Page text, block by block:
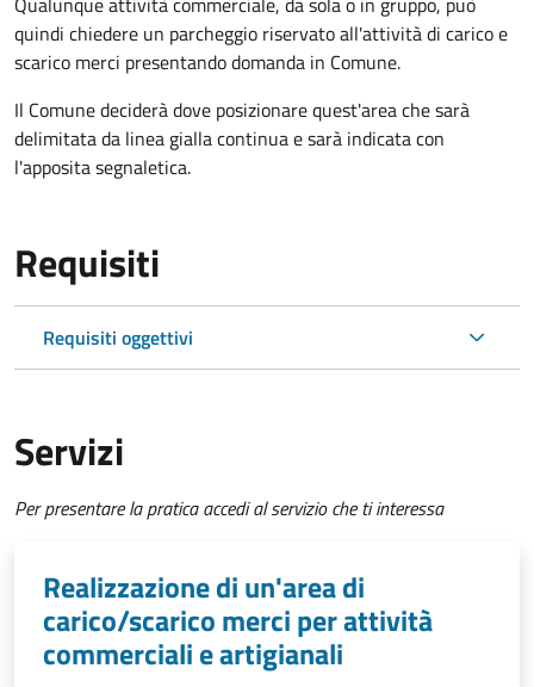
quindi chiedere un parcheggio riservato all'attività di carico e
scarico merci presentando domanda in Comune.
Il Comune deciderà dove posizionare quest'area che sarà
delimitata da linea gialla continua e sarà indicata con
l'apposita segnaletica.
Requisiti
Requisiti oggettivi
Servizi
Per presentare la pratica accedi al servizio che ti interessa
Realizzazione di un'area di
carico/scarico merci per attività
commerciali e artigianali